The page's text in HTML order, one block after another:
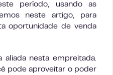
período, usando as
neste artigo, para
oportunidade de venda
aliada nesta empreitada.
pode aproveitar o poder